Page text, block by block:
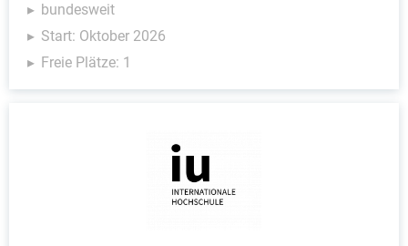
bundesweit
Start: Oktober 2026
Freie Plätze: 1